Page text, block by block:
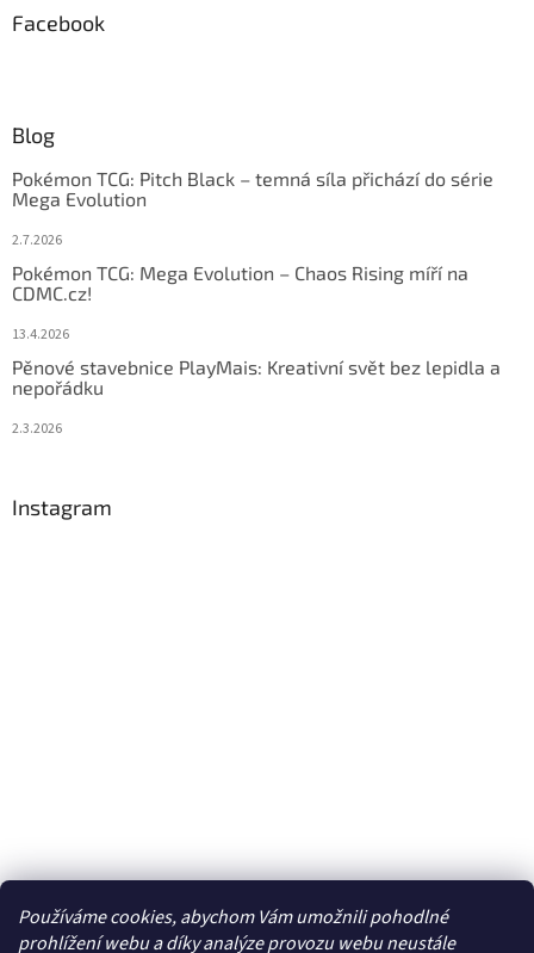
Používáme cookies, abychom Vám umožnili pohodlné
prohlížení webu a díky analýze provozu webu neustále
Facebook
Blog
Pokémon TCG: Pitch Black – temná síla přichází do série
Mega Evolution
2.7.2026
Pokémon TCG: Mega Evolution – Chaos Rising míří na
CDMC.cz!
13.4.2026
Pěnové stavebnice PlayMais: Kreativní svět bez lepidla a
nepořádku
2.3.2026
Instagram
Sledovat na Instagramu